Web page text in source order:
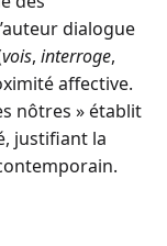
dialogue
vois, interroge,
affective.
nôtres » établit
justifiant la